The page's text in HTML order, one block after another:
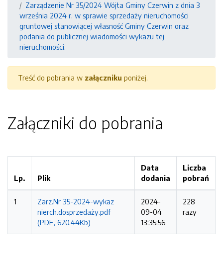
Zarządzenie Nr 35/2024 Wójta Gminy Czerwin z dnia 3
września 2024 r. w sprawie sprzedaży nieruchomości
gruntowej stanowiącej własność Gminy Czerwin oraz
podania do publicznej wiadomości wykazu tej
nieruchomości.
Treść do pobrania w załączniku poniżej.
Załączniki do pobrania
Lp. Plik
Data
dodania
Liczba
pobrań
1
Zarz.Nr 35-2024-wykaz
nierch.dosprzedaży.pdf
(PDF, 620.44Kb)
2024-
09-04
13:35:56
228
razy